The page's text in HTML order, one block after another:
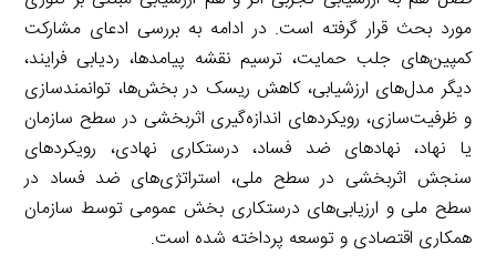
مورد بحث قرار گرفته است. در ادامه به بررسی ادعای مشارکت
کمپین‌های جلب حمایت، ترسیم نقشه پیامدها، ردیابی فرایند،
دیگر مدل‌های ارزشیابی، کاهش ریسک در بخش‌ها، توانمندسازی
و ظرفیت‌سازی، رویکردهای اندازه‌گیری اثربخشی در سطح سازمان
یا نهاد، نهادهای ضد فساد، درستکاری نهادی، رویکردهای
سنجش اثربخشی در سطح ملی، استراتژی‌های ضد فساد در
سطح ملی و ارزیابی‌های درستکاری بخش عمومی توسط سازمان
همکاری اقتصادی و توسعه پرداخته شده است.